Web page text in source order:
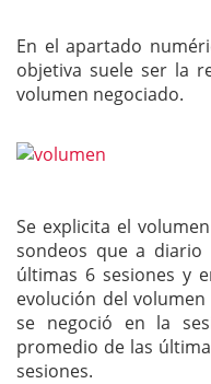
En el apartado
objetiva suele ser la
volumen negociado.
Se explicita el
sondeos que a
últimas 6 sesiones y
evolución del
se negoció en la
promedio de las
sesiones.